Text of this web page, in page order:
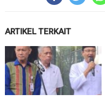
ARTIKEL TERKAIT